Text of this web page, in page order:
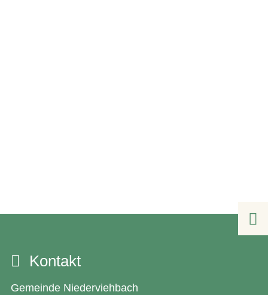
Kontakt
Gemeinde Niederviehbach
